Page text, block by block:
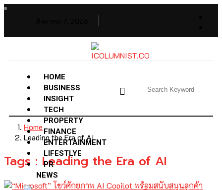
HOME
BUSINESS
INSIGHT
TECH
PROPERTY
FINANCE
ENTERTAINMENT
LIFESTLYE
PR
NEWS
Home
Leading the Era of AI
Tags : Leading the Era of AI